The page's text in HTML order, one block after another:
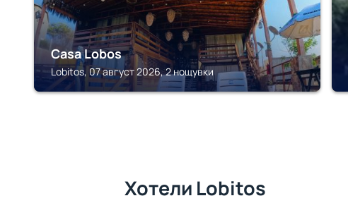
Casa Lobos
Lobitos, 07 август 2026, 2 нощувки
Хотели Lobitos